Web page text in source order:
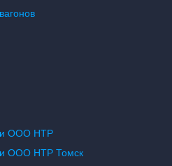
ООО НТР
ООО НТР Томск